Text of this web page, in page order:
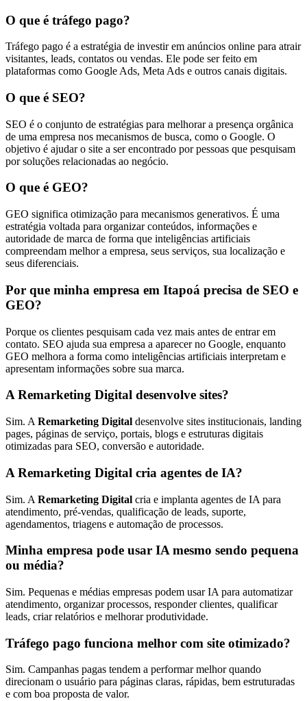
O que é tráfego pago?
Tráfego pago é a estratégia de investir em anúncios online para atrair
visitantes, leads, contatos ou vendas. Ele pode ser feito em
plataformas como Google Ads, Meta Ads e outros canais digitais.
O que é SEO?
SEO é o conjunto de estratégias para melhorar a presença orgânica
de uma empresa nos mecanismos de busca, como o Google. O
objetivo é ajudar o site a ser encontrado por pessoas que pesquisam
por soluções relacionadas ao negócio.
O que é GEO?
GEO significa otimização para mecanismos generativos. É uma
estratégia voltada para organizar conteúdos, informações e
autoridade de marca de forma que inteligências artificiais
compreendam melhor a empresa, seus serviços, sua localização e
seus diferenciais.
Por que minha empresa em Itapoá precisa de SEO e
GEO?
Porque os clientes pesquisam cada vez mais antes de entrar em
contato. SEO ajuda sua empresa a aparecer no Google, enquanto
GEO melhora a forma como inteligências artificiais interpretam e
apresentam informações sobre sua marca.
A Remarketing Digital desenvolve sites?
Sim. A Remarketing Digital desenvolve sites institucionais, landing
pages, páginas de serviço, portais, blogs e estruturas digitais
otimizadas para SEO, conversão e autoridade.
A Remarketing Digital cria agentes de IA?
Sim. A Remarketing Digital cria e implanta agentes de IA para
atendimento, pré-vendas, qualificação de leads, suporte,
agendamentos, triagens e automação de processos.
Minha empresa pode usar IA mesmo sendo pequena
ou média?
Sim. Pequenas e médias empresas podem usar IA para automatizar
atendimento, organizar processos, responder clientes, qualificar
leads, criar relatórios e melhorar produtividade.
Tráfego pago funciona melhor com site otimizado?
Sim. Campanhas pagas tendem a performar melhor quando
direcionam o usuário para páginas claras, rápidas, bem estruturadas
e com boa proposta de valor.